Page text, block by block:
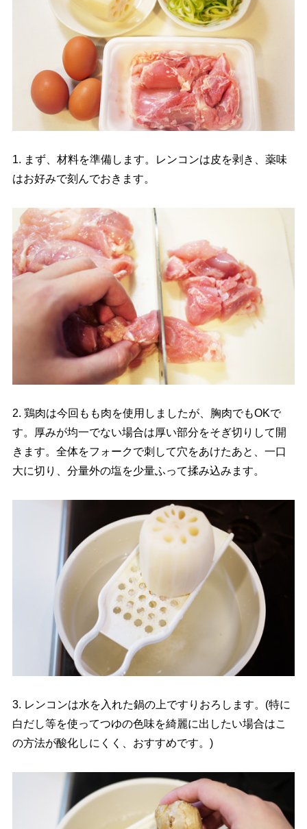
1. まず、材料を準備します。レンコンは皮を剥き、薬味
はお好みで刻んでおきます。
2. 鶏肉は今回もも肉を使用しましたが、胸肉でもOKで
す。厚みが均一でない場合は厚い部分をそぎ切りして開
きます。全体をフォークで刺して穴をあけたあと、一口
大に切り、分量外の塩を少量ふって揉み込みます。
3. レンコンは水を入れた鍋の上ですりおろします。(特に
白だし等を使ってつゆの色味を綺麗に出したい場合はこ
の方法が酸化しにくく、おすすめです。)